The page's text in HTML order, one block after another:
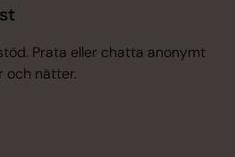
Prata eller chatta anonymt
och nätter.